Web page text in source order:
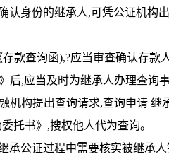
认身份的继承人,可凭公证机
存款查询函),?应当审查确认存
后,应当及时为继承人办理查询
机构提出查询请求,查询申请
托书》,搜权他人代为查询。
承公证过程中需要核实被继承